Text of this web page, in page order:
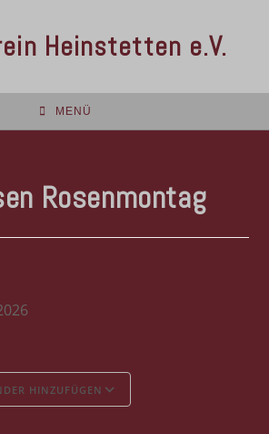
Heinstetten e.V.
MENÜ
Rosenmontag
HINZUFÜGEN